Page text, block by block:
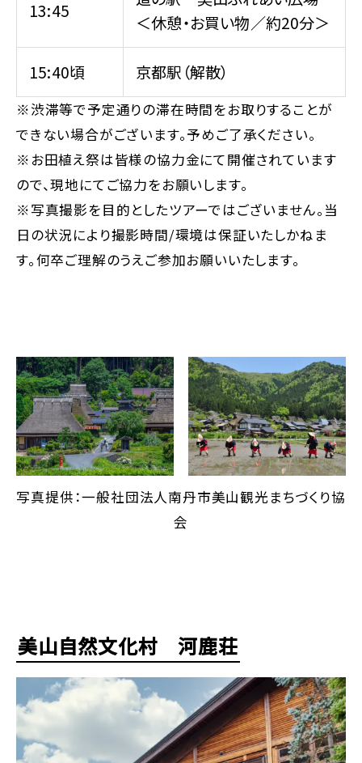
13:45
＜休憩・お買い物／約20分＞
15:40頃 京都駅（解散）
※渋滞等で予定通りの滞在時間をお取りすることが
できない場合がございます。予めご了承ください。
※お田植え祭は皆様の協力金にて開催されています
ので、現地にてご協力をお願いします。
※写真撮影を目的としたツアーではございません。当
日の状況により撮影時間/環境は保証いたしかねま
す。何卒ご理解のうえご参加お願いいたします。
写真提供：一般社団法人南丹市美山観光まちづくり協
会
美山自然文化村 河鹿荘